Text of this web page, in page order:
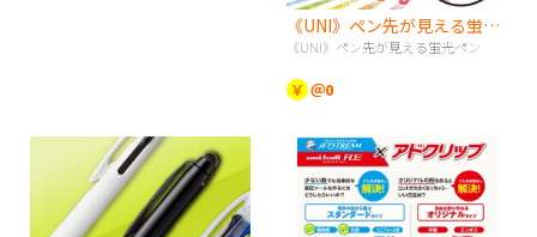
《UNI》ペン先が見える蛍光ペン
《UNI》ペン先が見える蛍光ペン
￥ ＠0